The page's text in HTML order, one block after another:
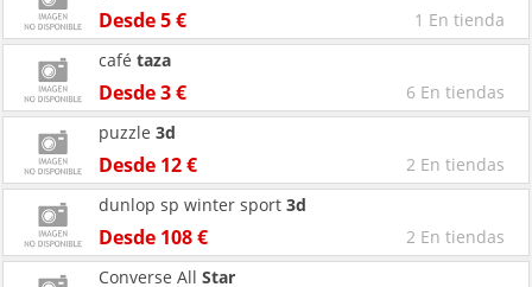
Desde 5 € 1 En tienda
Desde 3 € 6 En tiendas
café taza
Desde 12 € 2 En tiendas
puzzle 3d
Desde 108 € 2 En tiendas
dunlop sp winter sport 3d
Converse All Star